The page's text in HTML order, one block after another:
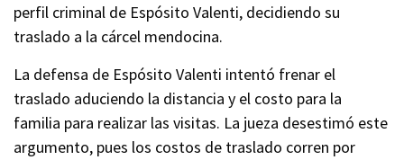
perfil criminal de Espósito Valenti, decidiendo su
traslado a la cárcel mendocina.
La defensa de Espósito Valenti intentó frenar el
traslado aduciendo la distancia y el costo para la
familia para realizar las visitas. La jueza desestimó este
argumento, pues los costos de traslado corren por